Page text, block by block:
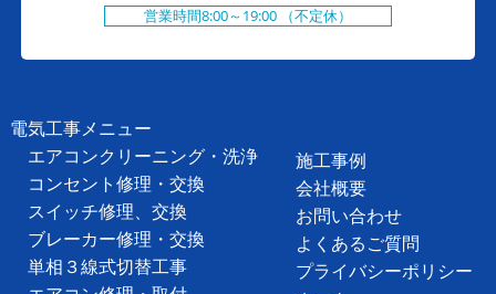
営業時間8:00～19:00 （不定休）
電気工事メニュー
エアコンクリーニング・洗浄
コンセント修理・交換
スイッチ修理、交換
ブレーカー修理・交換
単相３線式切替工事
施工事例
会社概要
お問い合わせ
よくあるご質問
プライバシーポリシー